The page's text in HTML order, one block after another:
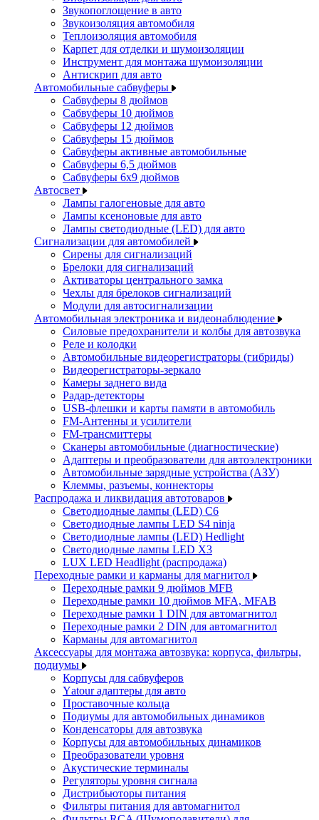
Звукопоглощение в авто
Звукоизоляция автомобиля
Теплоизоляция автомобиля
Карпет для отделки и шумоизоляции
Инструмент для монтажа шумоизоляции
Антискрип для авто
Автомобильные сабвуферы
Сабвуферы 8 дюймов
Сабвуферы 10 дюймов
Сабвуферы 12 дюймов
Сабвуферы 15 дюймов
Сабвуферы активные автомобильные
Сабвуферы 6,5 дюймов
Сабвуферы 6x9 дюймов
Автосвет
Лампы галогеновые для авто
Лампы ксеноновые для авто
Лампы светодиодные (LED) для авто
Сигнализации для автомобилей
Сирены для сигнализаций
Брелоки для сигнализаций
Активаторы центрального замка
Чехлы для брелоков сигнализаций
Модули для автосигнализации
Автомобильная электроника и видеонаблюдение
Силовые предохранители и колбы для автозвука
Реле и колодки
Автомобильные видеорегистраторы (гибриды)
Видеорегистраторы-зеркало
Камеры заднего вида
Радар-детекторы
USB-флешки и карты памяти в автомобиль
FM-Антенны и усилители
FM-трансмиттеры
Сканеры автомобильные (диагностические)
Адаптеры и преобразователи для автоэлектроники
Автомобильные зарядные устройства (АЗУ)
Клеммы, разъемы, коннекторы
Распродажа и ликвидация автотоваров
Светодиодные лампы (LED) C6
Светодиодные лампы LED S4 ninja
Светодиодные лампы (LED) Hedlight
Светодиодные лампы LED X3
LUX LED Headlight (распродажа)
Переходные рамки и карманы для магнитол
Переходные рамки 9 дюймов MFB
Переходные рамки 10 дюймов MFA, MFAB
Переходные рамки 1 DIN для автомагнитол
Переходные рамки 2 DIN для автомагнитол
Карманы для автомагнитол
Аксессуары для монтажа автозвука: корпуса, фильтры,
подиумы
Корпусы для сабвуферов
Yаtour адаптеры для авто
Проставочные кольца
Подиумы для автомобильных динамиков
Конденсаторы для автозвука
Корпусы для автомобильных динамиков
Преобразователи уровня
Акустические терминалы
Регуляторы уровня сигнала
Дистрибьюторы питания
Фильтры питания для автомагнитол